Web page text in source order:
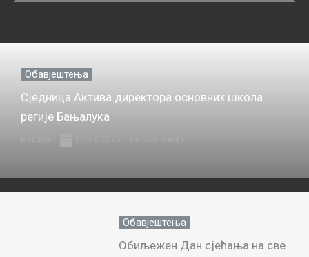
Обавјештења
Сједница Актива директора основних школа
регије Бањалука
Обавјештења
Обиљежен Дан сјећања на све